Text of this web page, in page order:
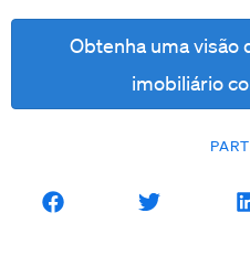
Obtenha uma visão
imobiliário